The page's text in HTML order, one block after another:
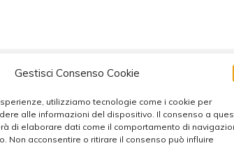
Gestisci Consenso Cookie
utilizziamo tecnologie come i cookie per
alle informazioni del dispositivo. Il consenso a
di elaborare dati come il comportamento di
Non acconsentire o ritirare il consenso può influire
qualita’ A